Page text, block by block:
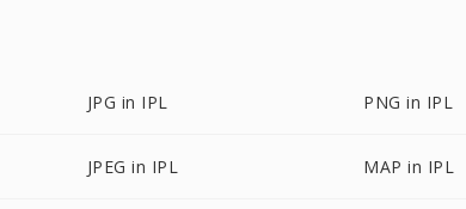
JPG in IPL PNG in IPL
JPEG in IPL MAP in IPL